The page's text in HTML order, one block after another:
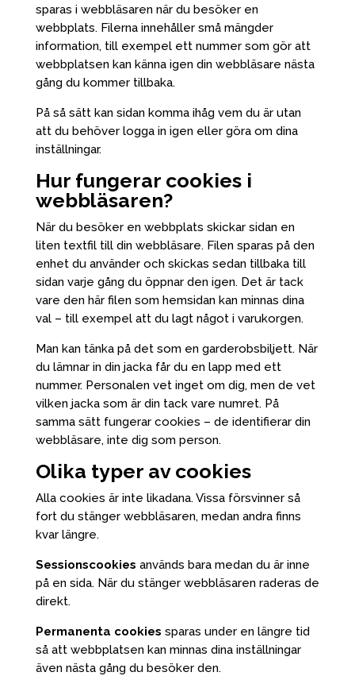
sparas i webbläsaren när du besöker en
webbplats. Filerna innehåller små mängder
information, till exempel ett nummer som gör att
webbplatsen kan känna igen din webbläsare nästa
gång du kommer tillbaka.
På så sätt kan sidan komma ihåg vem du är utan
att du behöver logga in igen eller göra om dina
inställningar.
Hur fungerar cookies i
webbläsaren?
När du besöker en webbplats skickar sidan en
liten textfil till din webbläsare. Filen sparas på den
enhet du använder och skickas sedan tillbaka till
sidan varje gång du öppnar den igen. Det är tack
vare den här filen som hemsidan kan minnas dina
val – till exempel att du lagt något i varukorgen.
Man kan tänka på det som en garderobsbiljett. När
du lämnar in din jacka får du en lapp med ett
nummer. Personalen vet inget om dig, men de vet
vilken jacka som är din tack vare numret. På
samma sätt fungerar cookies – de identifierar din
webbläsare, inte dig som person.
Olika typer av cookies
Alla cookies är inte likadana. Vissa försvinner så
fort du stänger webbläsaren, medan andra finns
kvar längre.
Sessionscookies används bara medan du är inne
på en sida. När du stänger webbläsaren raderas de
direkt.
Permanenta cookies sparas under en längre tid
så att webbplatsen kan minnas dina inställningar
även nästa gång du besöker den.